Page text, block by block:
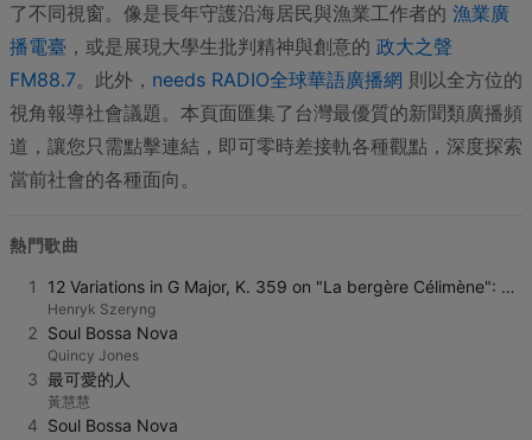
了不同視窗。像是長年守護沿海居民與漁業工作者的 漁業廣
播電臺 ，或是展現大學生批判精神與創意的 政大之聲
FM88.7。此外， needs RADIO全球華語廣播網 則以全方位的
視角報導社會議題。本頁面匯集了台灣最優質的新聞類廣播頻
道，讓您只需點擊連結，即可零時差接軌各種觀點，深度探索
當前社會的各種面向。
熱門歌曲
1 12 Variations in G Major, K. 359 on "La bergère Célimène": Theme (Allegretto) - Var. I/XII
Henryk Szeryng
2 Soul Bossa Nova
Quincy Jones
3 最可愛的人
黃慧慧
4 Soul Bossa Nova